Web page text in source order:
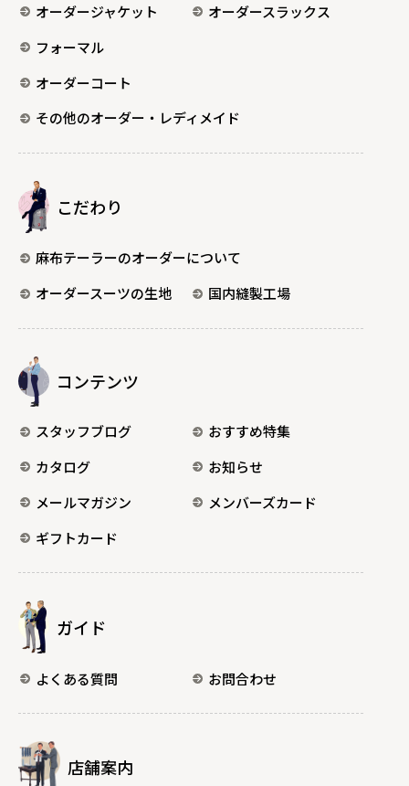
オーダージャケット
オーダースラックス
フォーマル
オーダーコート
その他のオーダー・レディメイド
こだわり
麻布テーラーのオーダーについて
オーダースーツの生地
国内縫製工場
コンテンツ
スタッフブログ
おすすめ特集
カタログ
お知らせ
メールマガジン
メンバーズカード
ギフトカード
ガイド
よくある質問 お問合わせ
店舗案内